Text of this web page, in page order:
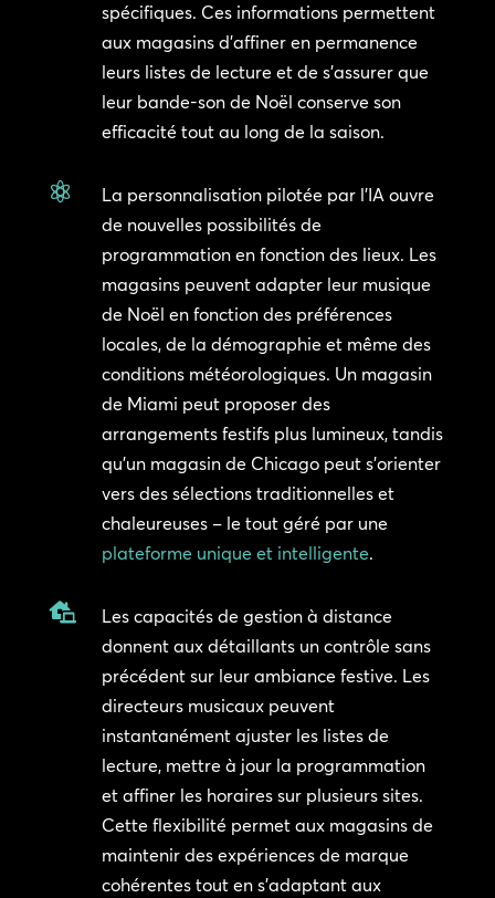
spécifiques. Ces informations permettent
aux magasins d’affiner en permanence
leurs listes de lecture et de s’assurer que
leur bande-son de Noël conserve son
efficacité tout au long de la saison.

La personnalisation pilotée par l’IA ouvre
de nouvelles possibilités de
programmation en fonction des lieux. Les
magasins peuvent adapter leur musique
de Noël en fonction des préférences
locales, de la démographie et même des
conditions météorologiques. Un magasin
de Miami peut proposer des
arrangements festifs plus lumineux, tandis
qu’un magasin de Chicago peut s’orienter
vers des sélections traditionnelles et
chaleureuses – le tout géré par une
plateforme unique et intelligente.

Les capacités de gestion à distance
donnent aux détaillants un contrôle sans
précédent sur leur ambiance festive. Les
directeurs musicaux peuvent
instantanément ajuster les listes de
lecture, mettre à jour la programmation
et affiner les horaires sur plusieurs sites.
Cette flexibilité permet aux magasins de
maintenir des expériences de marque
cohérentes tout en s’adaptant aux